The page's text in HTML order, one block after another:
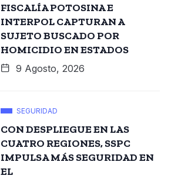
FISCALÍA POTOSINA E
INTERPOL CAPTURAN A
SUJETO BUSCADO POR
HOMICIDIO EN ESTADOS
9 Agosto, 2026
SEGURIDAD
CON DESPLIEGUE EN LAS
CUATRO REGIONES, SSPC
IMPULSA MÁS SEGURIDAD EN
EL